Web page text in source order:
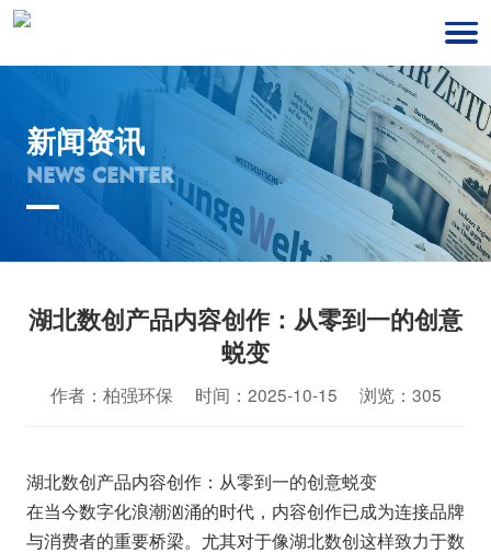
新闻资讯
NEWS CENTER
湖北数创产品内容创作：从零到一的创意
蜕变
作者：柏强环保 时间：2025-10-15 浏览：305
湖北数创产品内容创作：从零到一的创意蜕变
在当今数字化浪潮汹涌的时代，内容创作已成为连接品牌
与消费者的重要桥梁。尤其对于像湖北数创这样致力于数